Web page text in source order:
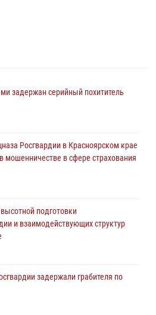
задержан серийный похититель
Росгвардии в Красноярском крае
в сфере страхования
подготовки
и взаимодействующих структур
задержали грабителя по